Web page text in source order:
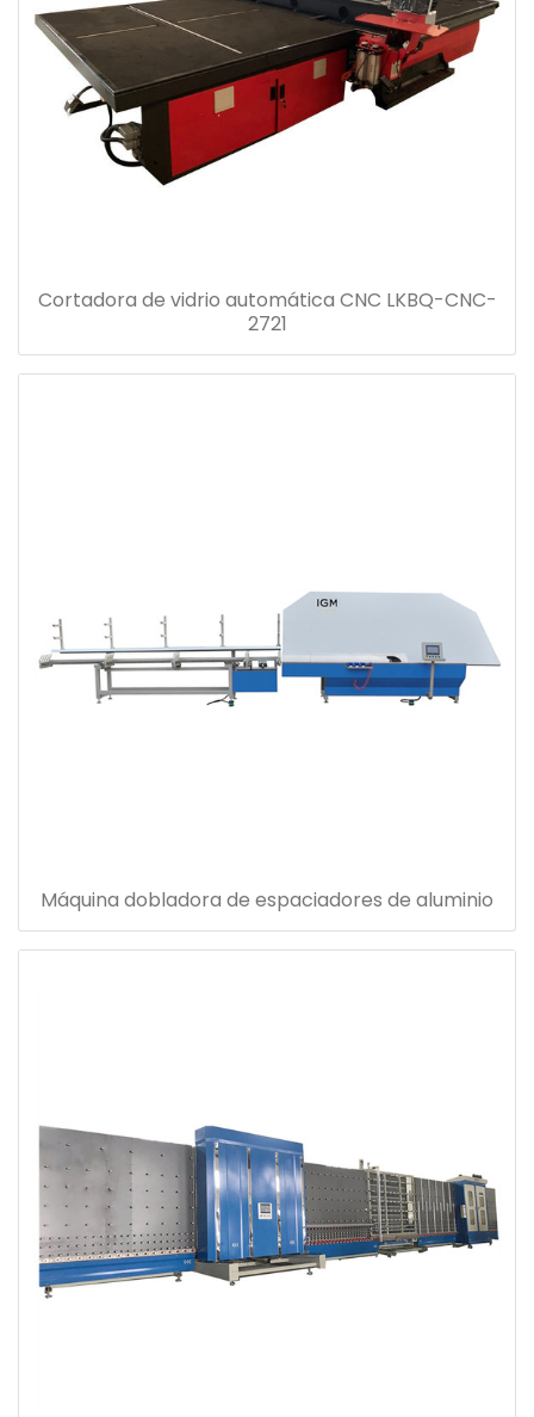
Cortadora de vidrio automática CNC LKBQ-CNC-
2721
Máquina dobladora de espaciadores de aluminio